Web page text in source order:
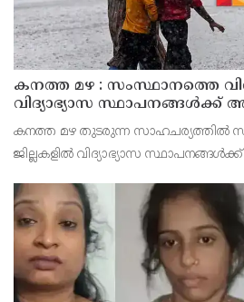
കനത്ത മഴ : സംസ്ഥാനത്തെ
വിദ്യാഭ്യാസ സ്ഥാപനങ്ങൾക്ക്
കനത്ത മഴ തുടരുന്ന സാഹചര്യത്തിൽ
ജില്ലകളിൽ വിദ്യാഭ്യാസ